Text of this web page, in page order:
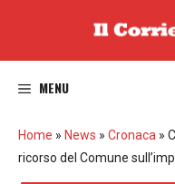
MENU
Home » News » Cronaca »
ricorso del Comune